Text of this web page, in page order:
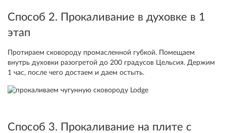
Способ 2. Прокаливание в духовке в 1
этап
Протираем сковороду промасленной губкой. Помещаем
внутрь духовки разогретой до 200 градусов Цельсия. Держим
1 час, после чего достаем и даем остыть.
Способ 3. Прокаливание на плите с